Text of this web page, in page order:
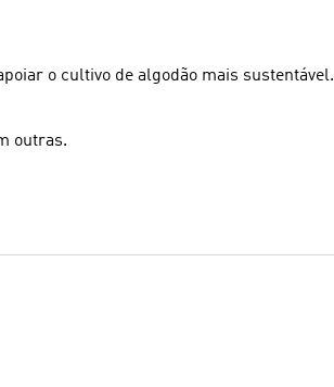
o cultivo de algodão mais sustentável.
outras.